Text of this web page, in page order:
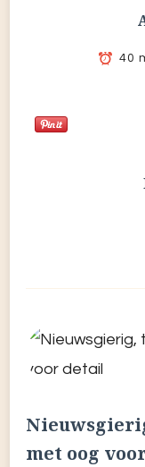
40
met oog